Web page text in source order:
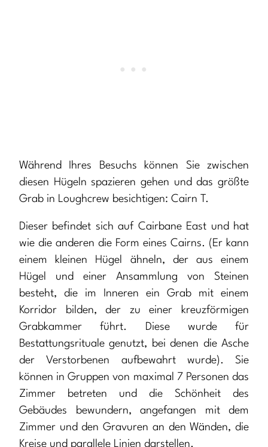
Während Ihres Besuchs können Sie zwischen
diesen Hügeln spazieren gehen und das größte
Grab in Loughcrew besichtigen: Cairn T.
Dieser befindet sich auf Cairbane East und hat
wie die anderen die Form eines Cairns. (Er kann
einem kleinen Hügel ähneln, der aus einem
Hügel und einer Ansammlung von Steinen
besteht, die im Inneren ein Grab mit einem
Korridor bilden, der zu einer kreuzförmigen
Grabkammer führt. Diese wurde für
Bestattungsrituale genutzt, bei denen die Asche
der Verstorbenen aufbewahrt wurde). Sie
können in Gruppen von maximal 7 Personen das
Zimmer betreten und die Schönheit des
Gebäudes bewundern, angefangen mit dem
Zimmer und den Gravuren an den Wänden, die
Kreise und parallele Linien darstellen.